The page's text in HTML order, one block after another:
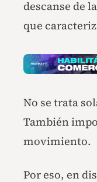
descanse de
que
No se trata
También
movimiento.
Por eso, en